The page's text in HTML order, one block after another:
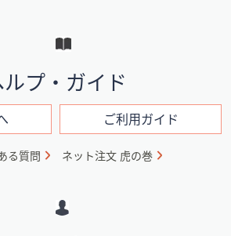
プ・ガイド
ご利用ガイド
る質問 ネット注文 虎の巻